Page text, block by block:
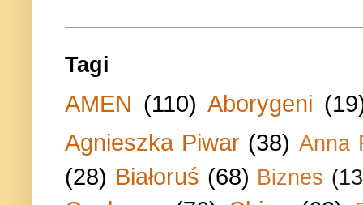
Tagi
AMEN (110) Aborygeni
Agnieszka Piwar (38) Anna
(28) Białoruś (68) Biznes